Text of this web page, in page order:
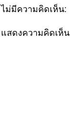
ไม่มีความคิดเห็น:
แสดงความคิดเห็น